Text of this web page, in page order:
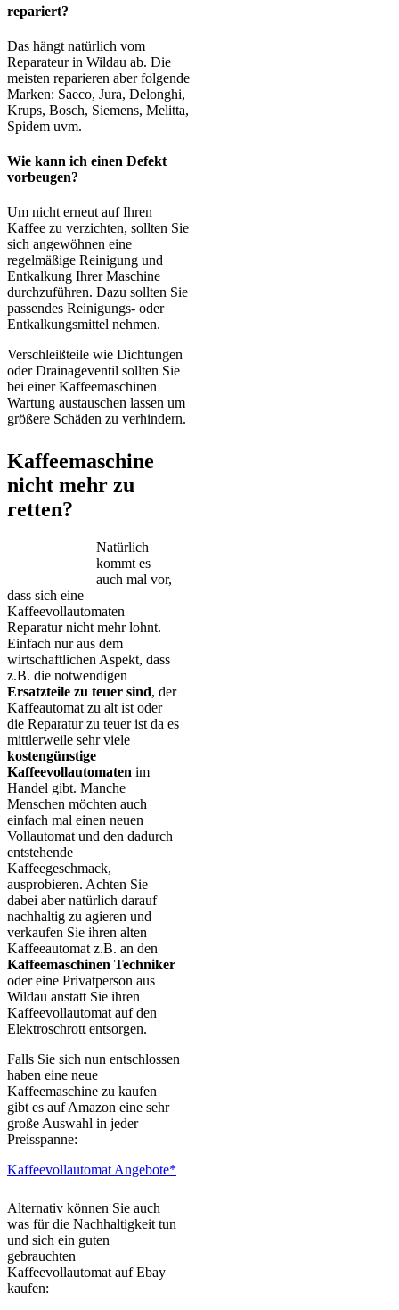
repariert?
Das hängt natürlich vom
Reparateur in Wildau ab. Die
meisten reparieren aber folgende
Marken: Saeco, Jura, Delonghi,
Krups, Bosch, Siemens, Melitta,
Spidem uvm.
Wie kann ich einen Defekt
vorbeugen?
Um nicht erneut auf Ihren
Kaffee zu verzichten, sollten Sie
sich angewöhnen eine
regelmäßige Reinigung und
Entkalkung Ihrer Maschine
durchzuführen. Dazu sollten Sie
passendes Reinigungs- oder
Entkalkungsmittel nehmen.
Verschleißteile wie Dichtungen
oder Drainageventil sollten Sie
bei einer Kaffeemaschinen
Wartung austauschen lassen um
größere Schäden zu verhindern.
Kaffeemaschine
nicht mehr zu
retten?
Natürlich
kommt es
auch mal vor,
dass sich eine
Kaffeevollautomaten
Reparatur nicht mehr lohnt.
Einfach nur aus dem
wirtschaftlichen Aspekt, dass
z.B. die notwendigen
Ersatzteile zu teuer sind, der
Kaffeautomat zu alt ist oder
die Reparatur zu teuer ist da es
mittlerweile sehr viele
kostengünstige
Kaffeevollautomaten im
Handel gibt. Manche
Menschen möchten auch
einfach mal einen neuen
Vollautomat und den dadurch
entstehende
Kaffeegeschmack,
ausprobieren. Achten Sie
dabei aber natürlich darauf
nachhaltig zu agieren und
verkaufen Sie ihren alten
Kaffeeautomat z.B. an den
Kaffeemaschinen Techniker
oder eine Privatperson aus
Wildau anstatt Sie ihren
Kaffeevollautomat auf den
Elektroschrott entsorgen.
Falls Sie sich nun entschlossen
haben eine neue
Kaffeemaschine zu kaufen
gibt es auf Amazon eine sehr
große Auswahl in jeder
Preisspanne:
Kaffeevollautomat Angebote*
Alternativ können Sie auch
was für die Nachhaltigkeit tun
und sich ein guten
gebrauchten
Kaffeevollautomat auf Ebay
kaufen: